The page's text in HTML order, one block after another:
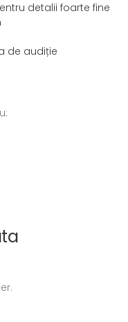
detalii foarte fine
de audiție